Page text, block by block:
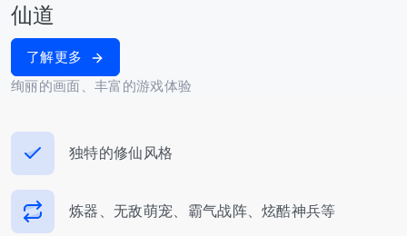
仙道
了解更多
绚丽的画面、丰富的游戏体验
独特的修仙风格
炼器、无敌萌宠、霸气战阵、炫酷神兵等